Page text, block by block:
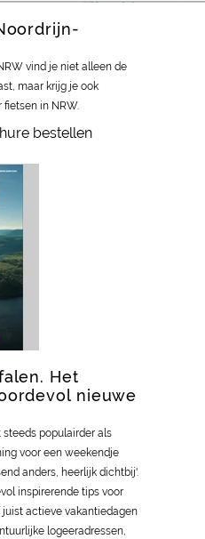
vind je niet alleen de
maar krijg je ook
in NRW.
bestellen
Het
nieuwe
populairder als
voor een weekendje
anders, heerlijk dichtbij'.
inspirerende tips voor
actieve vakantiedagen
logeeradressen,